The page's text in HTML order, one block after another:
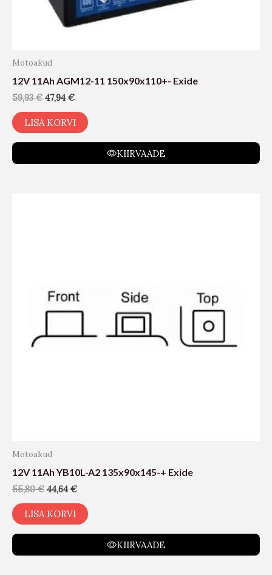
Motoakud
12V 11Ah AGM12-11 150x90x110+- Exide
59,93€ 47,94€
LISA KORVI
KIIRVAADE
Motoakud
12V 11Ah YB10L-A2 135x90x145-+ Exide
55,80€ 44,64€
LISA KORVI
KIIRVAADE